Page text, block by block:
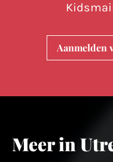
Aanmelden
Meer in